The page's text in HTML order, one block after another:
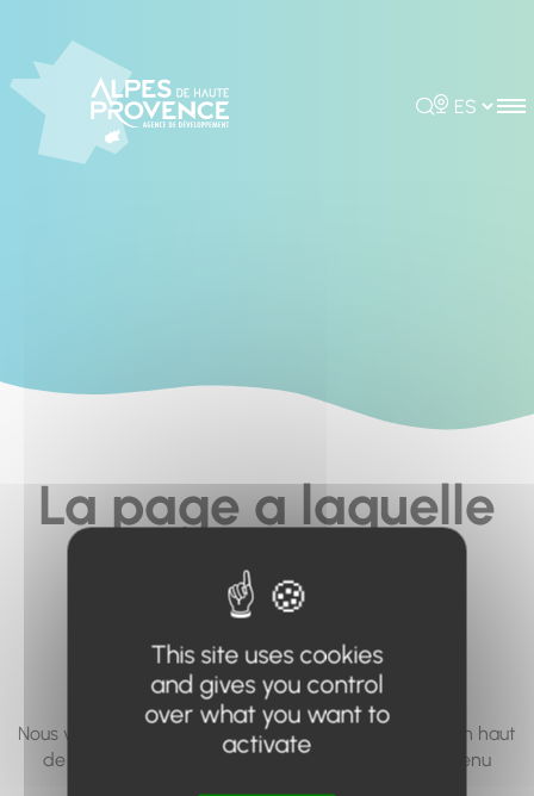
Rechercher
Choisir la
La page a laquelle
vous cherchez à
accéder n'existe
pas... ou plus.
Nous vous invitons à utiliser le moteur de recherche en haut
de page, ou à utiliser le menu pour trouver le contenu
This site uses cookies
and gives you control
over what you want to
activate